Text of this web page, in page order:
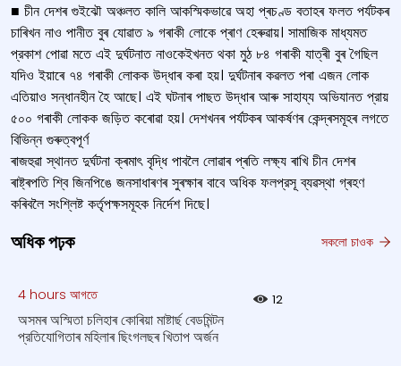
■ চীন দেশৰ গুইঝৌ অঞ্চলত কালি আকস্মিকভাৱে অহা প্ৰচণ্ড বতাহৰ ফলত পৰ্যটকৰ
চাৰিখন নাও পানীত বুৰ যোৱাত ৯ গৰাকী লোকে প্ৰাণ হেৰুৱায়। সামাজিক মাধ্যমত
প্রকাশ পোৱা মতে এই দুৰ্ঘটনাত নাওকেইখনত থকা মুঠ ৮৪ গৰাকী যাত্ৰী বুৰ গৈছিল
যদিও ইয়াৰে ৭৪ গৰাকী লোকক উদ্ধাৰ কৰা হয়। দুৰ্ঘটনাৰ কৱলত পৰা এজন লোক
এতিয়াও সন্ধানহীন হৈ আছে। এই ঘটনাৰ পাছত উদ্ধাৰ আৰু সাহায্য অভিযানত প্রায়
৫০০ গৰাকী লোকক জড়িত কৰোৱা হয়। দেশখনৰ পৰ্যটকৰ আকৰ্ষণৰ কেন্দ্ৰসমূহৰ লগতে
বিভিন্ন গুৰুত্বপূৰ্ণ
ৰাজহুৱা স্থানত দুৰ্ঘটনা ক্ৰমাৎ বৃদ্ধি পাবলৈ লোৱাৰ প্ৰতি লক্ষ্য ৰাখি চীন দেশৰ
ৰাষ্ট্ৰপতি শ্বি জিনপিঙে জনসাধাৰণৰ সুৰক্ষাৰ বাবে অধিক ফলপ্রসূ ব্যৱস্থা গ্ৰহণ
কৰিবলৈ সংশ্লিষ্ট কর্তৃপক্ষসমূহক নির্দেশ দিছে।
অধিক পঢ়ক সকলো চাওক
4 hours আগতে 12
অসমৰ অস্মিতা চলিহাৰ কোৰিয়া মাষ্টাৰ্ছ বেডমিন্টন
প্রতিযোগিতাৰ মহিলাৰ ছিংগলছৰ খিতাপ অর্জন